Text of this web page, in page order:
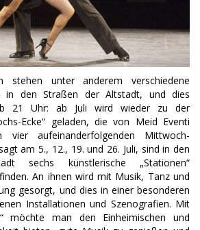
stehen unter anderem verschiedene
in den Straßen der Altstadt, und dies
21 Uhr: ab Juli wird wieder zu der
Ecke“ geladen, die von Meid Eventi
vier aufeinanderfolgenden Mittwoch-
am 5., 12., 19. und 26. Juli, sind in den
sechs künstlerische „Stationen“
An ihnen wird mit Musik, Tanz und
gesorgt, und dies in einer besonderen
Installationen und Szenografien. Mit
möchte man den Einheimischen und